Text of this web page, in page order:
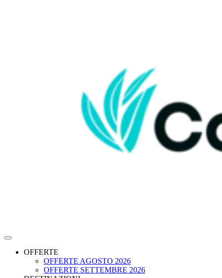
OFFERTE
OFFERTE AGOSTO 2026
OFFERTE SETTEMBRE 2026